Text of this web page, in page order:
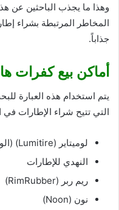
وهذا ما يجذب الباحثين عن
المخاطر المرتبطة بشراء
جذاباً.
أماكن بيع كفرات
يتم استخدام هذه العبارة
التي تتيح شراء الإطارات في
لوميتاير (Lumitire) (الوكيل الرسمي لابن شيهون)
النهدي للإطارات
ريم ربر (RimRubber)
نون (Noon)